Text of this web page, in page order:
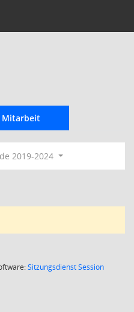
Mitarbeit
2019-2024
SitzungsdienstSession(Wird in